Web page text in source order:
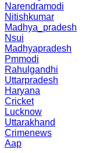
Narendramodi
Nitishkumar
Madhya_pradesh
Nsui
Madhyapradesh
Pmmodi
Rahulgandhi
Uttarpradesh
Haryana
Cricket
Lucknow
Uttarakhand
Crimenews
Aap